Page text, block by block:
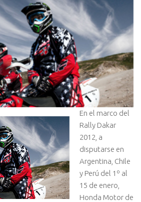
En el marco del
Rally Dakar
2012, a
disputarse en
Argentina, Chile
y Perú del 1º al
15 de enero,
Honda Motor de